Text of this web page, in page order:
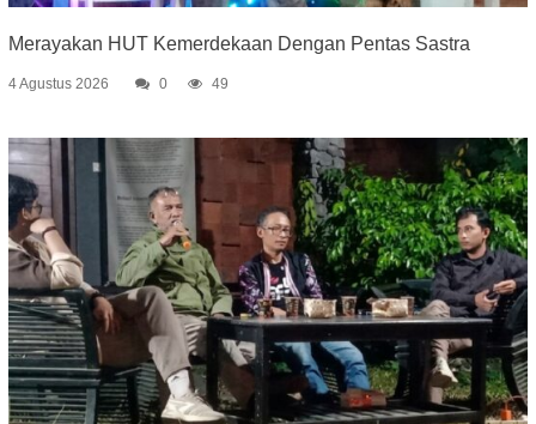
Merayakan HUT Kemerdekaan Dengan Pentas Sastra
4 Agustus 2026 0 49